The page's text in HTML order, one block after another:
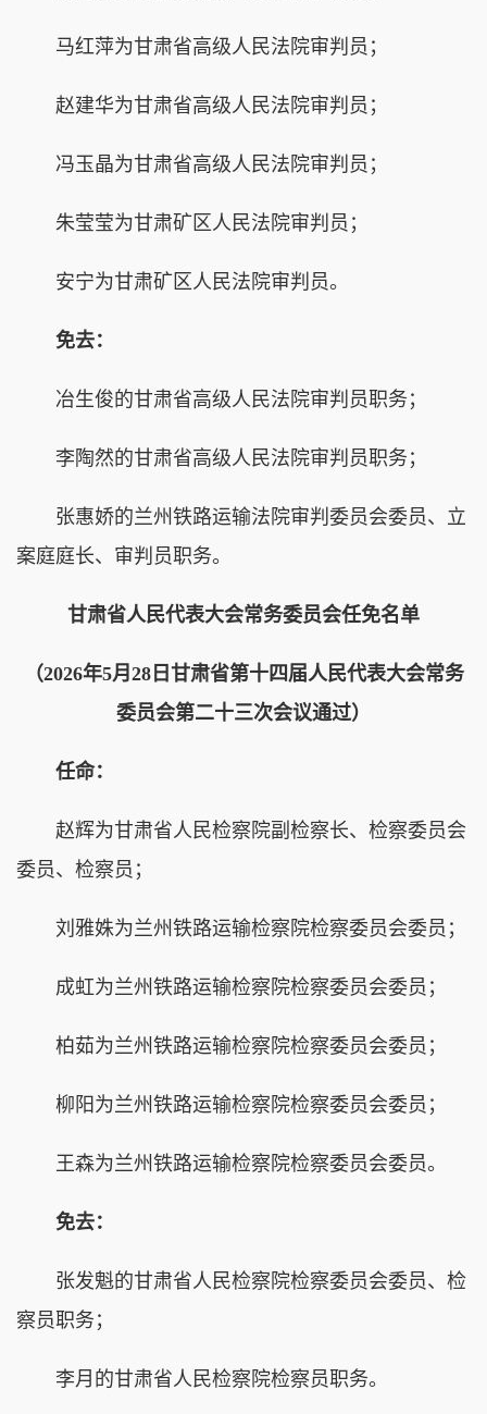
马红萍为甘肃省高级人民法院审判员；
赵建华为甘肃省高级人民法院审判员；
冯玉晶为甘肃省高级人民法院审判员；
朱莹莹为甘肃矿区人民法院审判员；
安宁为甘肃矿区人民法院审判员。
免去：
冶生俊的甘肃省高级人民法院审判员职务；
李陶然的甘肃省高级人民法院审判员职务；
张惠娇的兰州铁路运输法院审判委员会委员、立
案庭庭长、审判员职务。
甘肃省人民代表大会常务委员会任免名单
（2026年5月28日甘肃省第十四届人民代表大会常务
委员会第二十三次会议通过）
任命：
赵辉为甘肃省人民检察院副检察长、检察委员会
委员、检察员；
刘雅姝为兰州铁路运输检察院检察委员会委员；
成虹为兰州铁路运输检察院检察委员会委员；
柏茹为兰州铁路运输检察院检察委员会委员；
柳阳为兰州铁路运输检察院检察委员会委员；
王森为兰州铁路运输检察院检察委员会委员。
免去：
张发魁的甘肃省人民检察院检察委员会委员、检
察员职务；
李月的甘肃省人民检察院检察员职务。